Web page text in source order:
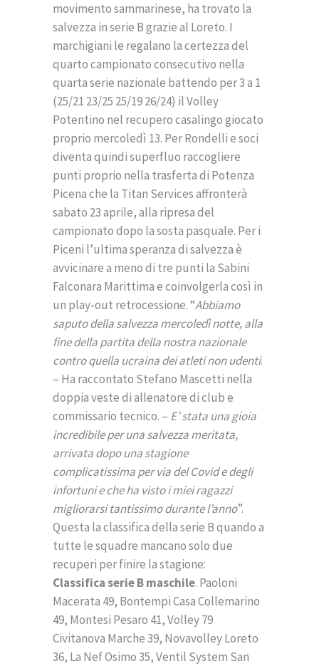
movimento sammarinese, ha trovato la
salvezza in serie B grazie al Loreto. I
marchigiani le regalano la certezza del
quarto campionato consecutivo nella
quarta serie nazionale battendo per 3 a 1
(25/21 23/25 25/19 26/24) il Volley
Potentino nel recupero casalingo giocato
proprio mercoledì 13. Per Rondelli e soci
diventa quindi superfluo raccogliere
punti proprio nella trasferta di Potenza
Picena che la Titan Services affronterà
sabato 23 aprile, alla ripresa del
campionato dopo la sosta pasquale. Per i
Piceni l’ultima speranza di salvezza è
avvicinare a meno di tre punti la Sabini
Falconara Marittima e coinvolgerla così in
un play-out retrocessione. “Abbiamo
saputo della salvezza mercoledì notte, alla
fine della partita della nostra nazionale
contro quella ucraina dei atleti non udenti.
– Ha raccontato Stefano Mascetti nella
doppia veste di allenatore di club e
commissario tecnico. – E’ stata una gioia
incredibile per una salvezza meritata,
arrivata dopo una stagione
complicatissima per via del Covid e degli
infortuni e che ha visto i miei ragazzi
migliorarsi tantissimo durante l’anno”.
Questa la classifica della serie B quando a
tutte le squadre mancano solo due
recuperi per finire la stagione:
Classifica serie B maschile. Paoloni
Macerata 49, Bontempi Casa Collemarino
49, Montesi Pesaro 41, Volley 79
Civitanova Marche 39, Novavolley Loreto
36, La Nef Osimo 35, Ventil System San